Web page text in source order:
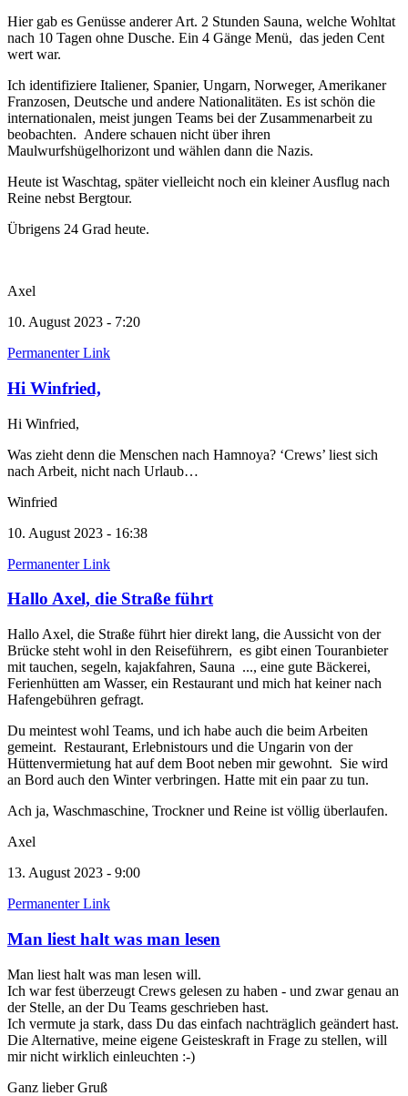
Hier gab es Genüsse anderer Art. 2 Stunden Sauna, welche Wohltat
nach 10 Tagen ohne Dusche. Ein 4 Gänge Menü, das jeden Cent
wert war.
Ich identifiziere Italiener, Spanier, Ungarn, Norweger, Amerikaner
Franzosen, Deutsche und andere Nationalitäten. Es ist schön die
internationalen, meist jungen Teams bei der Zusammenarbeit zu
beobachten. Andere schauen nicht über ihren
Maulwurfshügelhorizont und wählen dann die Nazis.
Heute ist Waschtag, später vielleicht noch ein kleiner Ausflug nach
Reine nebst Bergtour.
Übrigens 24 Grad heute.
Axel
10. August 2023 - 7:20
Permanenter Link
Hi Winfried,
Hi Winfried,
Was zieht denn die Menschen nach Hamnoya? ‘Crews’ liest sich
nach Arbeit, nicht nach Urlaub…
Winfried
10. August 2023 - 16:38
Permanenter Link
Hallo Axel, die Straße führt
Hallo Axel, die Straße führt hier direkt lang, die Aussicht von der
Brücke steht wohl in den Reiseführern, es gibt einen Touranbieter
mit tauchen, segeln, kajakfahren, Sauna ..., eine gute Bäckerei,
Ferienhütten am Wasser, ein Restaurant und mich hat keiner nach
Hafengebühren gefragt.
Du meintest wohl Teams, und ich habe auch die beim Arbeiten
gemeint. Restaurant, Erlebnistours und die Ungarin von der
Hüttenvermietung hat auf dem Boot neben mir gewohnt. Sie wird
an Bord auch den Winter verbringen. Hatte mit ein paar zu tun.
Ach ja, Waschmaschine, Trockner und Reine ist völlig überlaufen.
Axel
13. August 2023 - 9:00
Permanenter Link
Man liest halt was man lesen
Man liest halt was man lesen will.
Ich war fest überzeugt Crews gelesen zu haben - und zwar genau an
der Stelle, an der Du Teams geschrieben hast.
Ich vermute ja stark, dass Du das einfach nachträglich geändert hast.
Die Alternative, meine eigene Geisteskraft in Frage zu stellen, will
mir nicht wirklich einleuchten :-)
Ganz lieber Gruß